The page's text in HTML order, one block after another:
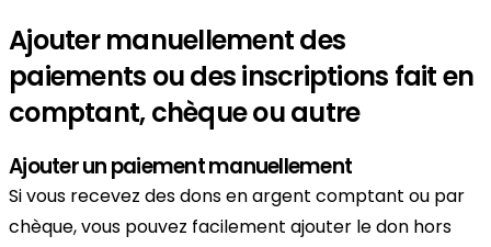
Ajouter manuellement des
paiements ou des inscriptions fait en
comptant, chèque ou autre
Ajouter un paiement manuellement
Si vous recevez des dons en argent comptant ou par
chèque, vous pouvez facilement ajouter le don hors